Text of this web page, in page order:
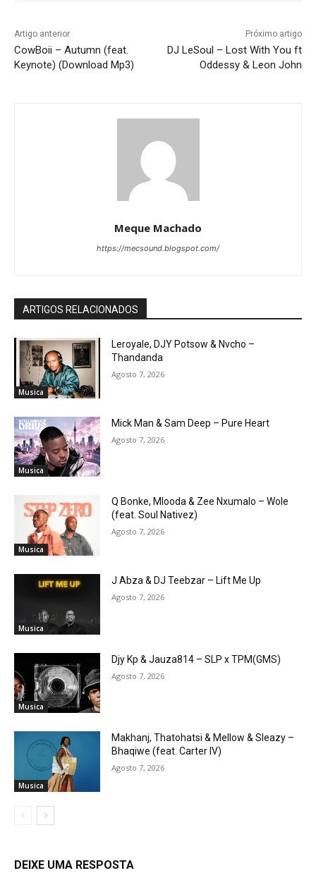
Artigo anterior
CowBoii – Autumn (feat.
Keynote) (Download Mp3)
Próximo artigo
DJ LeSoul – Lost With You ft
Oddessy & Leon John
Meque Machado
https://mecsound.blogspot.com/
ARTIGOS RELACIONADOS
Musica
Leroyale, DJY Potsow & Nvcho –
Thandanda
Agosto 7, 2026
Musica
Mick Man & Sam Deep – Pure Heart
Agosto 7, 2026
Musica
Q Bonke, Mlooda & Zee Nxumalo – Wole
(feat. Soul Nativez)
Agosto 7, 2026
Musica
J Abza & DJ Teebzar – Lift Me Up
Agosto 7, 2026
Musica
Djy Kp & Jauza814 – SLP x TPM(GMS)
Agosto 7, 2026
Musica
Makhanj, Thatohatsi & Mellow & Sleazy –
Bhaqiwe (feat. Carter IV)
Agosto 7, 2026
DEIXE UMA RESPOSTA